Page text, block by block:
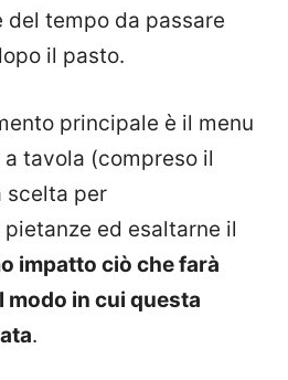
del tempo da passare
il pasto.
principale è il menu
tavola (compreso il
scelta per
ed esaltarne il
impatto ciò che farà
modo in cui questa
.